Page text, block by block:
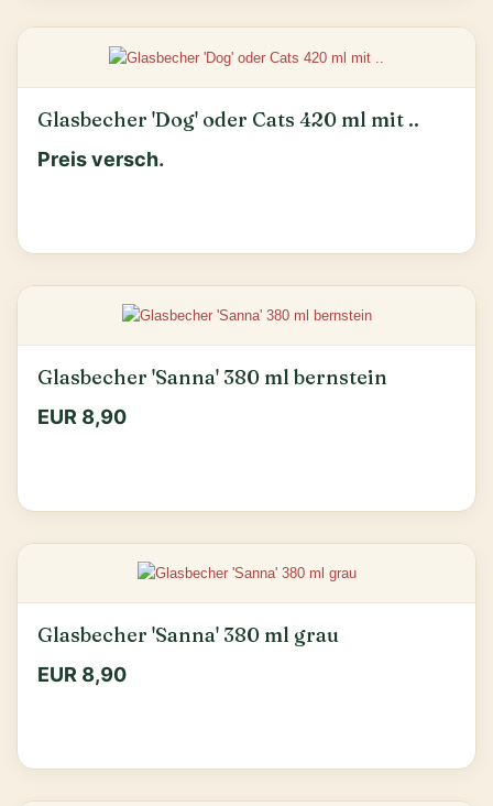
Glasbecher 'Dog' oder Cats 420 ml mit ..
Preis versch.
Glasbecher 'Sanna' 380 ml bernstein
EUR 8,90
Glasbecher 'Sanna' 380 ml grau
EUR 8,90